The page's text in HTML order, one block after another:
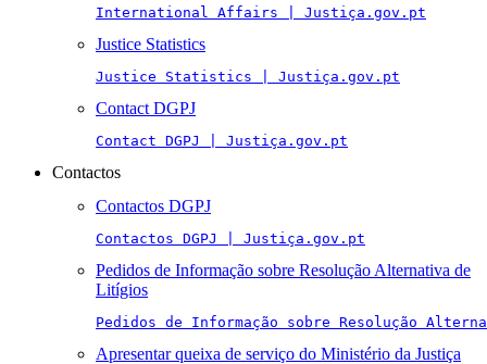
International Affairs | Justiça.gov.pt
Justice Statistics
Justice Statistics | Justiça.gov.pt
Contact DGPJ
Contact DGPJ | Justiça.gov.pt
Contactos
Contactos DGPJ
Contactos DGPJ | Justiça.gov.pt
Pedidos de Informação sobre Resolução Alternativa de
Litígios
Pedidos de Informação sobre Resolução
Apresentar queixa de serviço do Ministério da Justiça